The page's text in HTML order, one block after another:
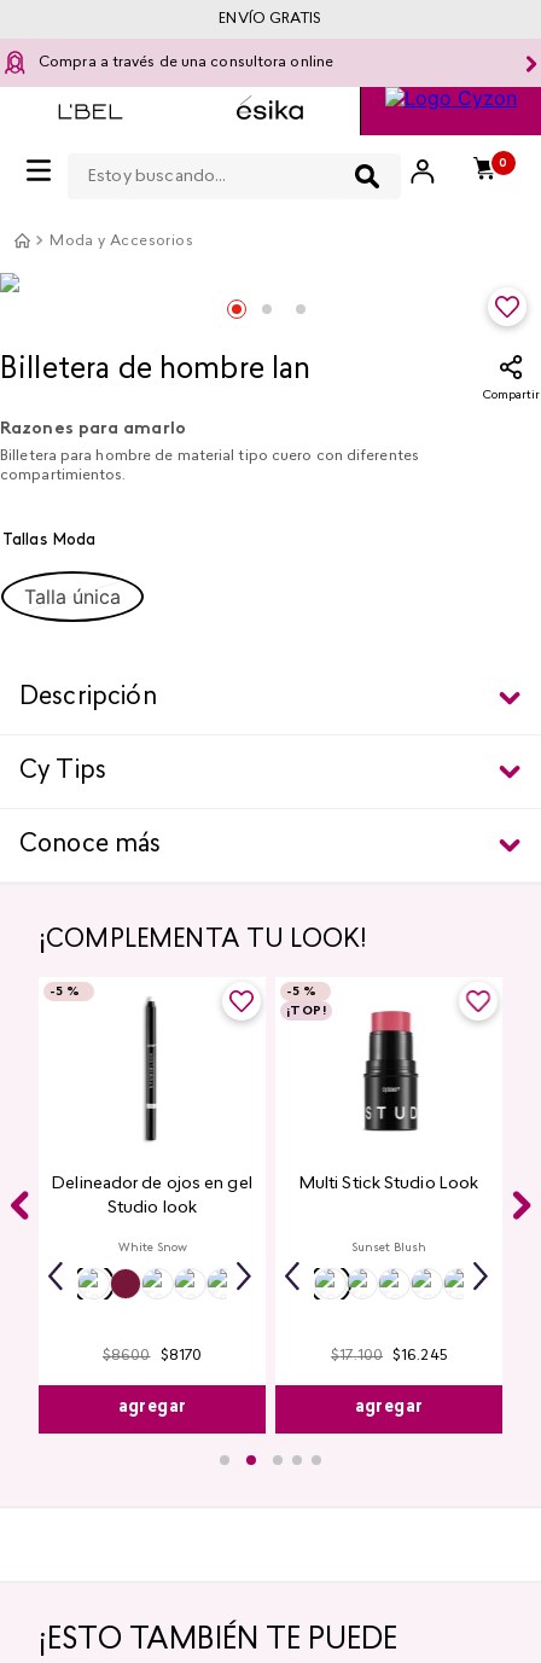
Compra a través de una consultora online
0
ENVÍO GRATIS
Moda y Accesorios
Billetera de hombre Ian
Compartir
Razones para amarlo
Billetera para hombre de material tipo cuero con diferentes
compartimientos.
Tallas Moda
Talla única
Descripción
Cy Tips
Conoce más
¡COMPLEMENTA TU LOOK!
-5 %
Delineador de ojos en gel
Studio look
White Snow
$8600 $8170
agregar
-5 %
¡TOP!
Multi Stick Studio Look
Sunset Blush
$17.100 $ 16.245
agregar
¡ESTO TAMBIÉN TE PUEDE